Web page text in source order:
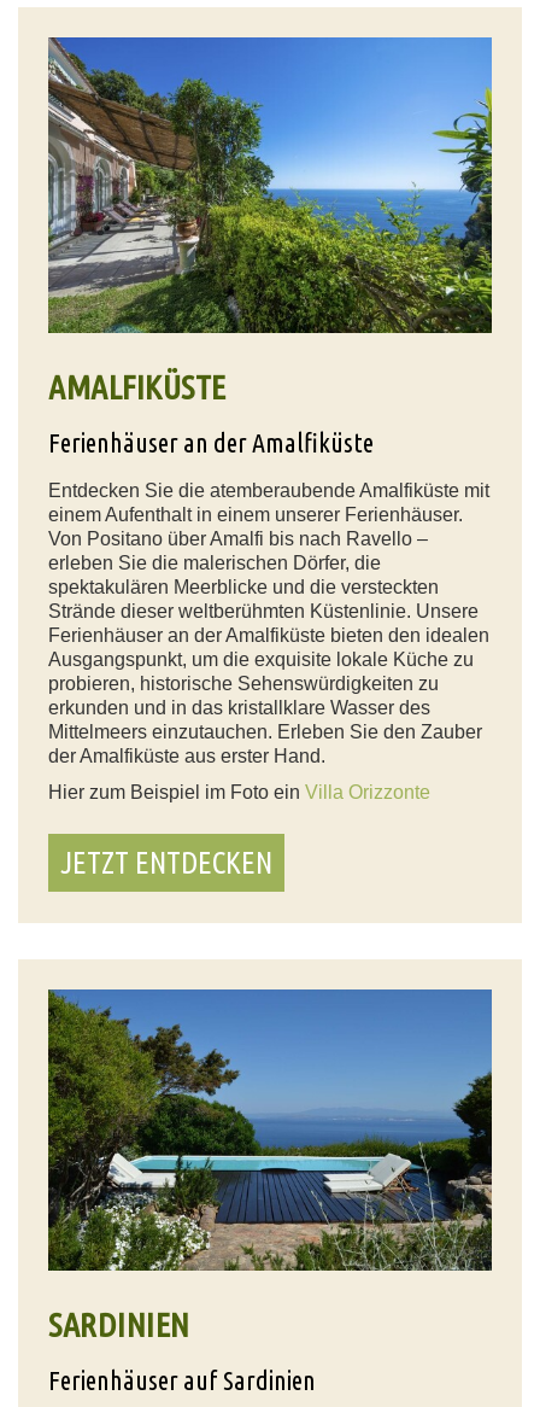
AMALFIKÜSTE
Ferienhäuser an der Amalfiküste
Entdecken Sie die atemberaubende Amalfiküste mit
einem Aufenthalt in einem unserer Ferienhäuser.
Von Positano über Amalfi bis nach Ravello –
erleben Sie die malerischen Dörfer, die
spektakulären Meerblicke und die versteckten
Strände dieser weltberühmten Küstenlinie. Unsere
Ferienhäuser an der Amalfiküste bieten den idealen
Ausgangspunkt, um die exquisite lokale Küche zu
probieren, historische Sehenswürdigkeiten zu
erkunden und in das kristallklare Wasser des
Mittelmeers einzutauchen. Erleben Sie den Zauber
der Amalfiküste aus erster Hand.
Hier zum Beispiel im Foto ein Villa Orizzonte
JETZT ENTDECKEN
SARDINIEN
Ferienhäuser auf Sardinien